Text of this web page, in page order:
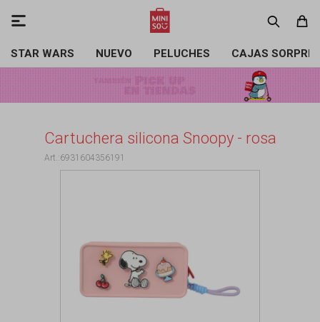
STAR WARS NUEVO PELUCHES CAJAS

Cartuchera silicona Snoopy - rosa
6931604356191